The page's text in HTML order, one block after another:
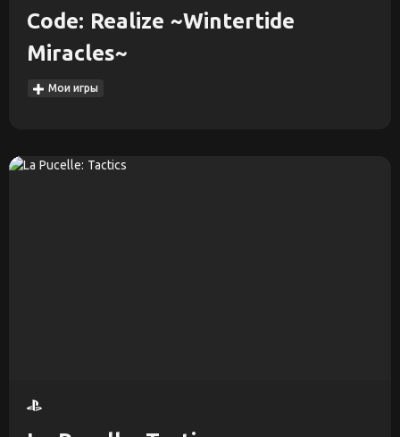
Code: Realize ~Wintertide
Miracles~
Мои игры